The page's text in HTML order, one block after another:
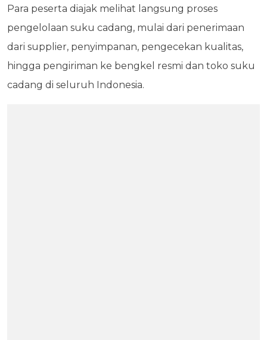
Para peserta diajak melihat langsung proses
pengelolaan suku cadang, mulai dari penerimaan
dari supplier, penyimpanan, pengecekan kualitas,
hingga pengiriman ke bengkel resmi dan toko suku
cadang di seluruh Indonesia.